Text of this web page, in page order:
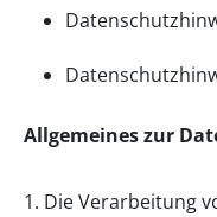
Allgemeines zur
1. Die Verarbeitung